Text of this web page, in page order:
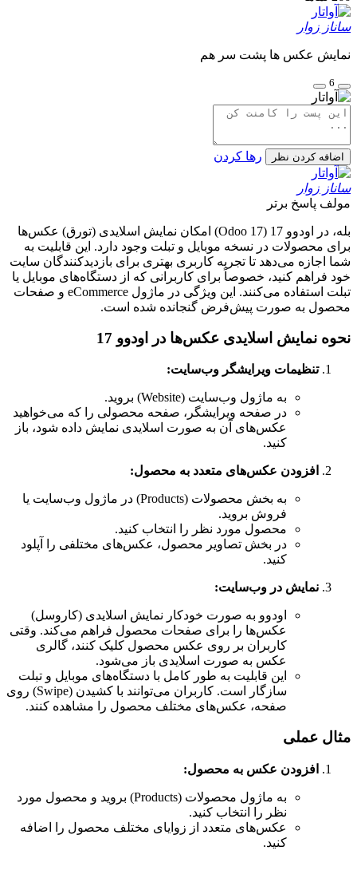
ساناز زوار
نمایش عکس ها پشت سر هم
6
اضافه کردن نظر رها کردن
ساناز زوار
مولف پاسخ برتر
بله، در اودوو 17 (Odoo 17) امکان نمایش اسلایدی (تورق) عکس‌ها
برای محصولات در نسخه موبایل و تبلت وجود دارد. این قابلیت به
شما اجازه می‌دهد تا تجربه کاربری بهتری برای بازدیدکنندگان سایت
خود فراهم کنید، خصوصاً برای کاربرانی که از دستگاه‌های موبایل یا
تبلت استفاده می‌کنند. این ویژگی در ماژول eCommerce و صفحات
محصول به صورت پیش‌فرض گنجانده شده است.
نحوه نمایش اسلایدی عکس‌ها در اودوو 17
تنظیمات ویرایشگر وب‌سایت:
به ماژول وب‌سایت (Website) بروید.
در صفحه ویرایشگر، صفحه محصولی را که می‌خواهید
عکس‌های آن به صورت اسلایدی نمایش داده شود، باز
کنید.
افزودن عکس‌های متعدد به محصول:
به بخش محصولات (Products) در ماژول وب‌سایت یا
فروش بروید.
محصول مورد نظر را انتخاب کنید.
در بخش تصاویر محصول، عکس‌های مختلفی را آپلود
کنید.
نمایش در وب‌سایت:
اودوو به صورت خودکار نمایش اسلایدی (کاروسل)
عکس‌ها را برای صفحات محصول فراهم می‌کند. وقتی
کاربران بر روی عکس محصول کلیک کنند، گالری
عکس به صورت اسلایدی باز می‌شود.
این قابلیت به طور کامل با دستگاه‌های موبایل و تبلت
سازگار است. کاربران می‌توانند با کشیدن (Swipe) روی
صفحه، عکس‌های مختلف محصول را مشاهده کنند.
مثال عملی
افزودن عکس به محصول:
به ماژول محصولات (Products) بروید و محصول مورد
نظر را انتخاب کنید.
عکس‌های متعدد از زوایای مختلف محصول را اضافه
کنید.